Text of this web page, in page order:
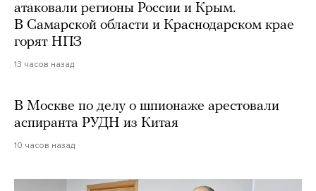
атаковали регионы России и Крым.
В Самарской области и Краснодарском крае
горят НПЗ
13 часов назад
В Москве по делу о шпионаже арестовали
аспиранта РУДН из Китая
10 часов назад